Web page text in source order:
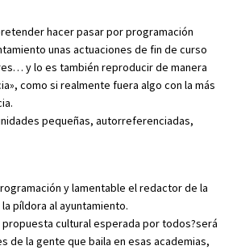
hacer pasar por programación
unas actuaciones de fin de curso
y lo es también reproducir de manera
como si realmente fuera algo con la más
pequeñas, autorreferenciadas,
y lamentable el redactor de la
píldora al ayuntamiento.
propuesta cultural esperada por todos?será
de la gente que baila en esas academias,